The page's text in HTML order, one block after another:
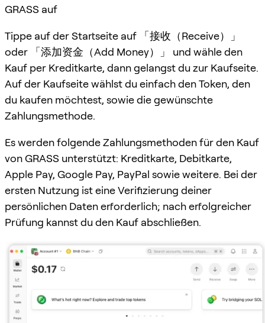
GRASS auf
Tippe auf der Startseite auf 「接收（Receive）」
oder 「添加资金（Add Money）」 und wähle den
Kauf per Kreditkarte, dann gelangst du zur Kaufseite.
Auf der Kaufseite wählst du einfach den Token, den
du kaufen möchtest, sowie die gewünschte
Zahlungsmethode.
Es werden folgende Zahlungsmethoden für den Kauf
von GRASS unterstützt: Kreditkarte, Debitkarte,
Apple Pay, Google Pay, PayPal sowie weitere. Bei der
ersten Nutzung ist eine Verifizierung deiner
persönlichen Daten erforderlich; nach erfolgreicher
Prüfung kannst du den Kauf abschließen.